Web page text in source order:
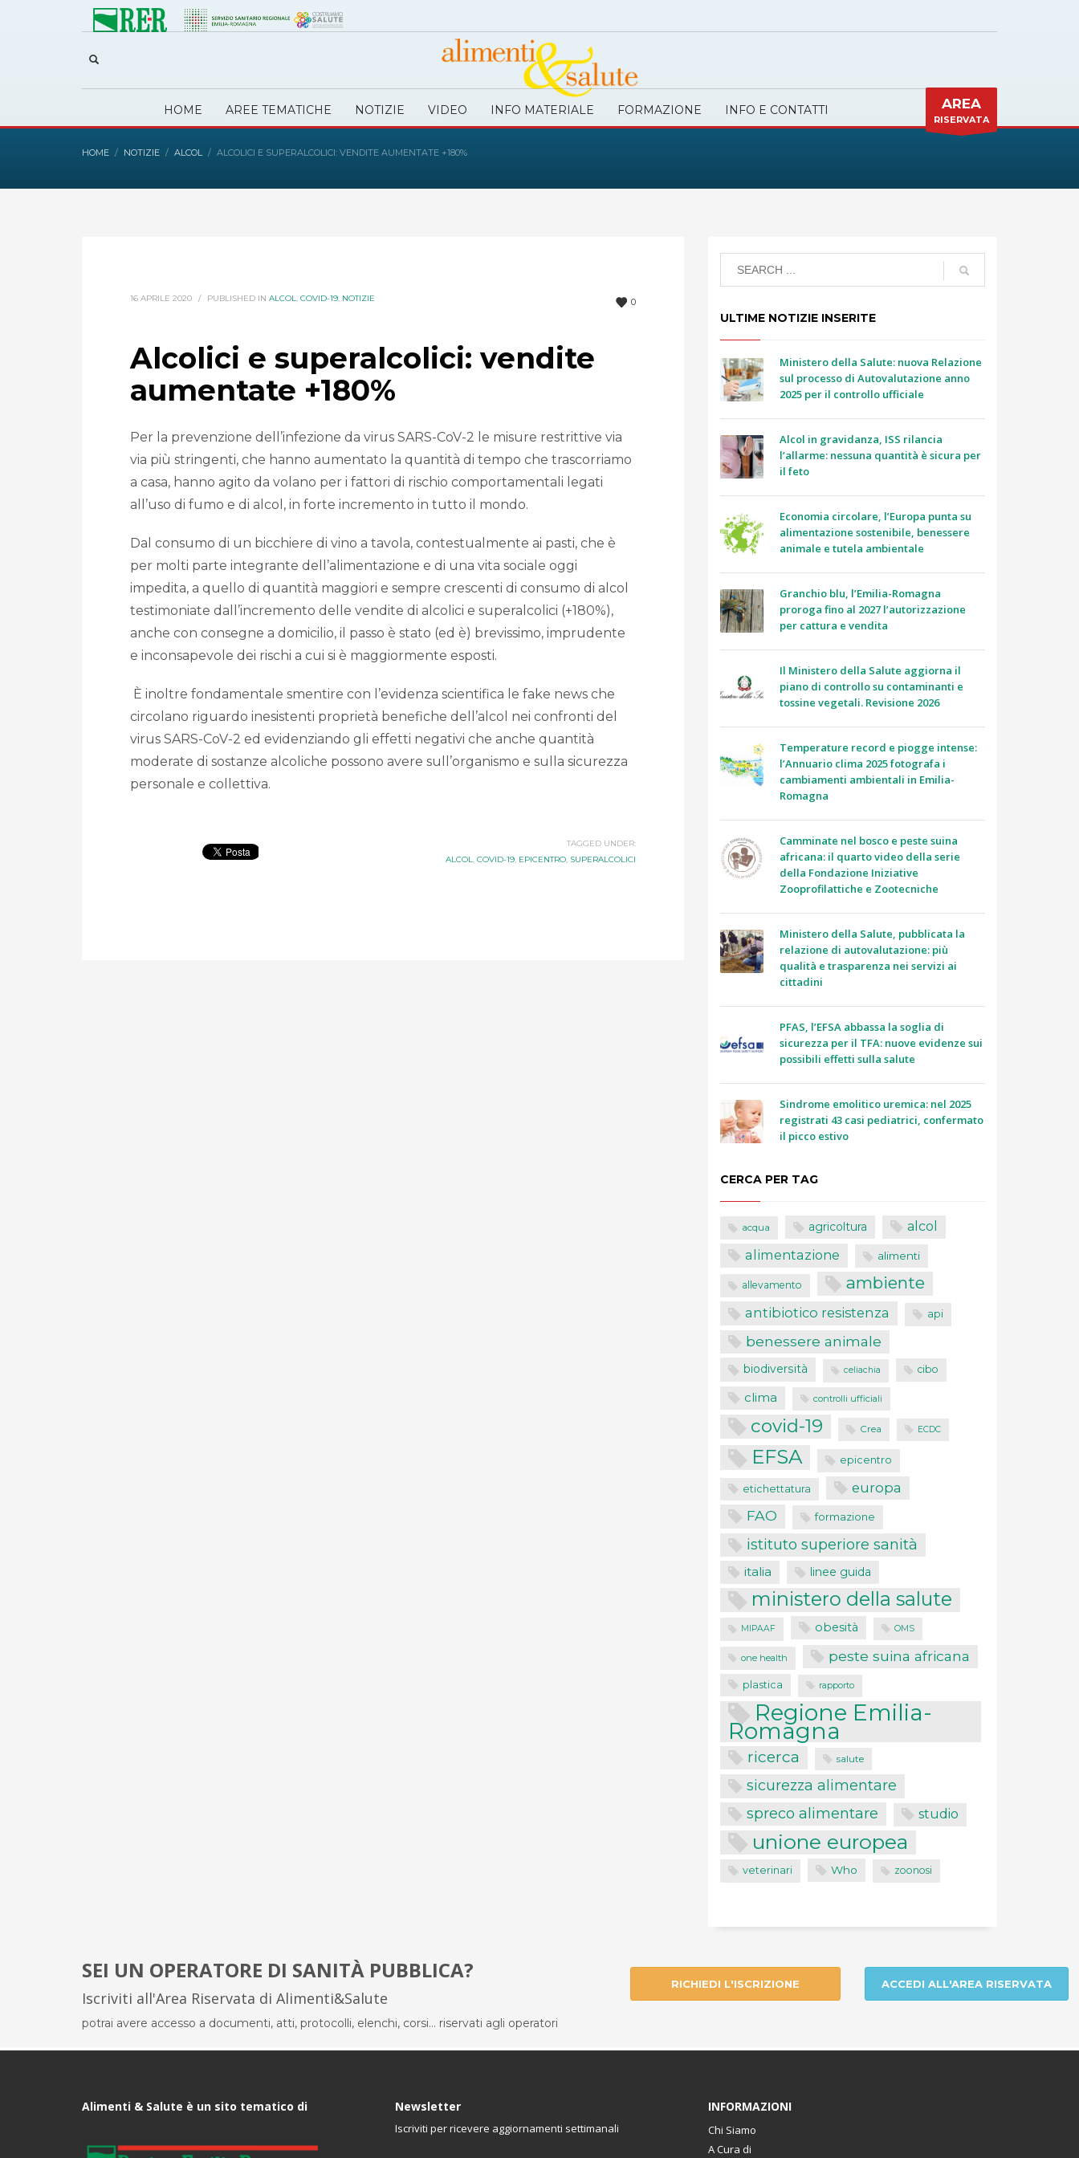
HOME AREE TEMATICHE NOTIZIE VIDEO INFO MATERIALE FORMAZIONE INFO E CONTATTI AREA
RISERVATA
HOME NOTIZIE ALCOL ALCOLICI E SUPERALCOLICI: VENDITE AUMENTATE +180%
0
16 APRILE 2020 / PUBLISHED IN ALCOL, COVID-19, NOTIZIE
Alcolici e superalcolici: vendite
aumentate +180%
Per la prevenzione dell’infezione da virus SARS-CoV-2 le misure restrittive via
via più stringenti, che hanno aumentato la quantità di tempo che trascorriamo
a casa, hanno agito da volano per i fattori di rischio comportamentali legati
all’uso di fumo e di alcol, in forte incremento in tutto il mondo.
Dal consumo di un bicchiere di vino a tavola, contestualmente ai pasti, che è
per molti parte integrante dell’alimentazione e di una vita sociale oggi
impedita, a quello di quantità maggiori e sempre crescenti di consumo di alcol
testimoniate dall’incremento delle vendite di alcolici e superalcolici (+180%),
anche con consegne a domicilio, il passo è stato (ed è) brevissimo, imprudente
e inconsapevole dei rischi a cui si è maggiormente esposti.
È inoltre fondamentale smentire con l’evidenza scientifica le fake news che
circolano riguardo inesistenti proprietà benefiche dell’alcol nei confronti del
virus SARS-CoV-2 ed evidenziando gli effetti negativi che anche quantità
moderate di sostanze alcoliche possono avere sull’organismo e sulla sicurezza
personale e collettiva.
TAGGED UNDER:
ALCOL, COVID-19, EPICENTRO, SUPERALCOLICI
ULTIME NOTIZIE INSERITE
Ministero della Salute: nuova Relazione
sul processo di Autovalutazione anno
2025 per il controllo ufficiale
Alcol in gravidanza, ISS rilancia
l’allarme: nessuna quantità è sicura per
il feto
Economia circolare, l’Europa punta su
alimentazione sostenibile, benessere
animale e tutela ambientale
Granchio blu, l’Emilia-Romagna
proroga fino al 2027 l’autorizzazione
per cattura e vendita
Il Ministero della Salute aggiorna il
piano di controllo su contaminanti e
tossine vegetali. Revisione 2026
Temperature record e piogge intense:
l’Annuario clima 2025 fotografa i
cambiamenti ambientali in Emilia-
Romagna
Camminate nel bosco e peste suina
africana: il quarto video della serie
della Fondazione Iniziative
Zooprofilattiche e Zootecniche
Ministero della Salute, pubblicata la
relazione di autovalutazione: più
qualità e trasparenza nei servizi ai
cittadini
PFAS, l’EFSA abbassa la soglia di
sicurezza per il TFA: nuove evidenze sui
possibili effetti sulla salute
Sindrome emolitico uremica: nel 2025
registrati 43 casi pediatrici, confermato
il picco estivo
CERCA PER TAG
acqua agricoltura alcol
alimentazione alimenti
allevamento ambiente
antibiotico resistenza api
benessere animale
biodiversità celiachia cibo
clima controlli ufficiali
covid-19 Crea ECDC
EFSA epicentro
etichettatura europa
FAO formazione
istituto superiore sanità
italia linee guida
ministero della salute
MIPAAF obesità OMS
one health peste suina africana
plastica rapporto
Regione Emilia-
Romagna
ricerca salute
sicurezza alimentare
spreco alimentare studio
unione europea
veterinari Who zoonosi
SEI UN OPERATORE DI SANITÀ PUBBLICA?
Iscriviti all'Area Riservata di Alimenti&Salute
potrai avere accesso a documenti, atti, protocolli, elenchi, corsi... riservati agli operatori
RICHIEDI L'ISCRIZIONE ACCEDI ALL'AREA RISERVATA
Alimenti & Salute è un sito tematico di Newsletter
Iscriviti per ricevere aggiornamenti settimanali
INFORMAZIONI
Chi Siamo
A Cura di